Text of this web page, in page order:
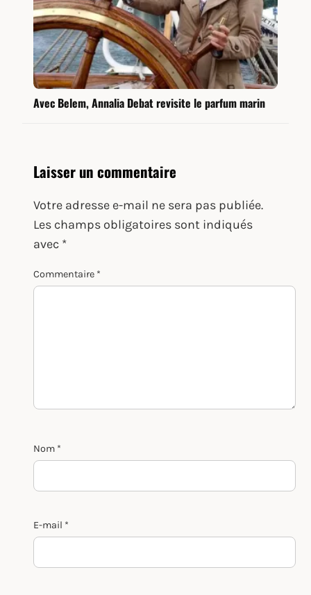
Avec Belem, Annalia Debat revisite le parfum marin
Laisser un commentaire
Votre adresse e-mail ne sera pas publiée.
Les champs obligatoires sont indiqués
avec *
Commentaire *
Nom *
E-mail *